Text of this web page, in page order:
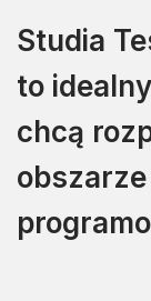
Studia
to
chcą